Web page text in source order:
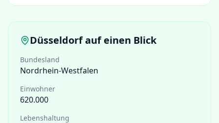
Düsseldorfauf einen Blick
Bundesland
Nordrhein-Westfalen
Einwohner
620.000
Lebenshaltung